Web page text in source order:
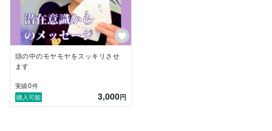
当時の私のような人が１秒でも早くそんな辛さから解放
され、希望のある生活をしてほしい！そういう思いから
ココナラでお話伺わせてきただきます。
ない言葉にならない思いがわかってしまうようになった
ので
頭の中のモヤモヤをスッキリさせ
ます
実績0件
購入可能
3,000円